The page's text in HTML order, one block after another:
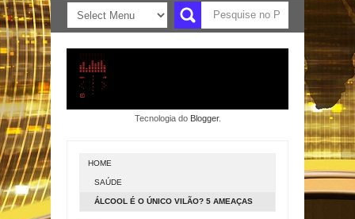
Tecnologia do Blogger.
HOME
SAÚDE
ÁLCOOL É O ÚNICO VILÃO? 5 AMEAÇAS